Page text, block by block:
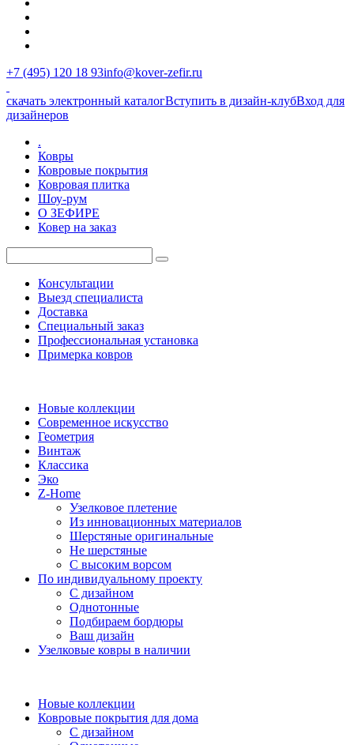
+7 (495) 120 18 93info@kover-zefir.ru
скачать электронный каталогВступить в дизайн-клубВход для
дизайнеров
.
Ковры
Ковровые покрытия
Ковровая плитка
Шоу-рум
О ЗЕФИРЕ
Ковер на заказ
Консультации
Выезд специалиста
Доставка
Специальный заказ
Профессиональная установка
Примерка ковров
Новые коллекции
Современное искусство
Геометрия
Винтаж
Классика
Эко
Z-Home
Узелковое плетение
Из инновационных материалов
Шерстяные оригинальные
Не шерстяные
С высоким ворсом
По индивидуальному проекту
С дизайном
Однотонные
Подбираем бордюры
Ваш дизайн
Узелковые ковры в наличии
Новые коллекции
Ковровые покрытия для дома
С дизайном